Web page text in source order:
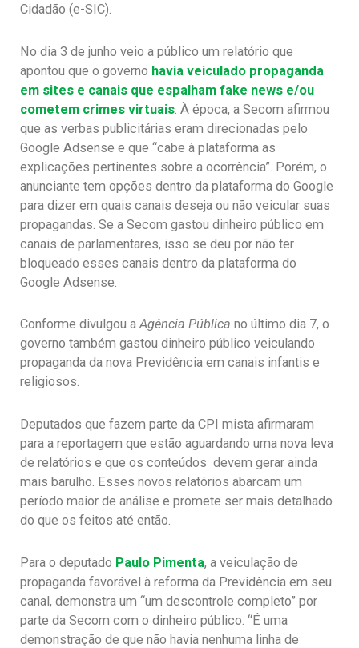
Cidadão (e-SIC).
No dia 3 de junho veio a público um relatório que
apontou que o governo havia veiculado propaganda
em sites e canais que espalham fake news e/ou
cometem crimes virtuais . À época, a Secom afirmou
que as verbas publicitárias eram direcionadas pelo
Google Adsense e que “cabe à plataforma as
explicações pertinentes sobre a ocorrência”. Porém, o
anunciante tem opções dentro da plataforma do Google
para dizer em quais canais deseja ou não veicular suas
propagandas. Se a Secom gastou dinheiro público em
canais de parlamentares, isso se deu por não ter
bloqueado esses canais dentro da plataforma do
Google Adsense.
Conforme divulgou aAgência Pública no último dia 7, o
governo também gastou dinheiro público veiculando
propaganda da nova Previdência em canais infantis e
religiosos.
Deputados que fazem parte da CPI mista afirmaram
para a reportagem que estão aguardando uma nova leva
de relatórios e que os conteúdos devem gerar ainda
mais barulho. Esses novos relatórios abarcam um
período maior de análise e promete ser mais detalhado
do que os feitos até então.
Para o deputado Paulo Pimenta, a veiculação de
propaganda favorável à reforma da Previdência em seu
canal, demonstra um “um descontrole completo” por
parte da Secom com o dinheiro público. “É uma
demonstração de que não havia nenhuma linha de